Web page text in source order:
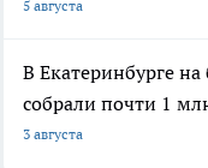
5 августа
В Екатеринбурге на
собрали почти 1
3 августа